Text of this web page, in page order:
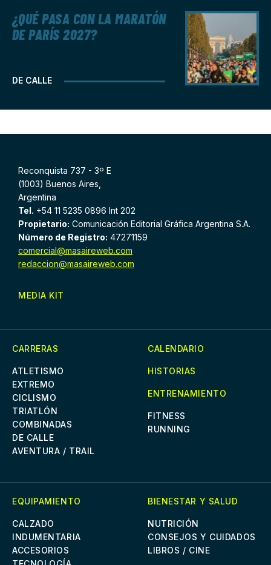
DE CALLE
¿QUÉ PASA CON LA MARATÓN
DE PARÍS 2027?
Reconquista 737 - 3º E
(1003) Buenos Aires,
Argentina
Tel. +54 11 5235 0896 Int 202
Propietario: Comunicación Editorial Gráfica Argentina S.A.
Número de Registro: 47271159
comercial@masaireweb.com
redaccion@masaireweb.com
MEDIA KIT
CARRERAS
ATLETISMO
EXTREMO
CICLISMO
TRIATLÓN
COMBINADAS
DE CALLE
AVENTURA / TRAIL
CALENDARIO
HISTORIAS
ENTRENAMIENTO
FITNESS
RUNNING
EQUIPAMIENTO
CALZADO
INDUMENTARIA
ACCESORIOS
BIENESTAR Y SALUD
NUTRICIÓN
CONSEJOS Y CUIDADOS
LIBROS / CINE